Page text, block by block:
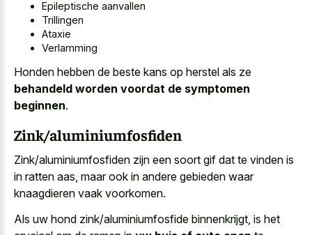
Epileptische aanvallen
Trillingen
Ataxie
Verlamming
Honden hebben de beste kans op herstel als ze
behandeld worden voordat de symptomen
beginnen.
Zink/aluminiumfosfiden
Zink/aluminiumfosfiden zijn een soort gif dat te vinden is
in ratten aas, maar ook in andere gebieden waar
knaagdieren vaak voorkomen.
Als uw hond zink/aluminiumfosfide binnenkrijgt, is het